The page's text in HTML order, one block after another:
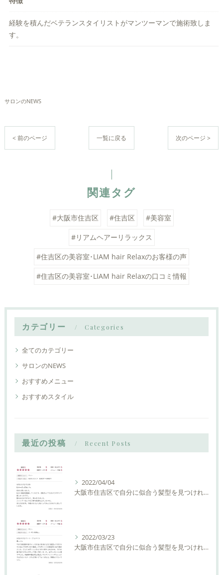
経験を積んだベテランスタイリストがマンツーマンで施術致しま
す。
サロンのNEWS
< 前のページ 一覧に戻る 次のページ >
関連タグ
#大阪市住吉区 #住吉区 #美容室
#リアムヘアーリラックス
#住吉区の美容室･LIAM hair Relaxのお客様の声
#住吉区の美容室･LIAM hair Relaxの口コミ情報
カテゴリー Categories
全てのカテゴリー
サロンのNEWS
おすすめメニュー
おすすめスタイル
最近の投稿 Recent Posts
2022/04/04
大阪市住吉区で自分に似合う髪型を見つけれる美容室ーLIAM hair Relaxーリアムヘアーリラックス
2022/03/23
大阪市住吉区で自分に似合う髪型を見つけれる美容室ーLIAM hair Relaxーリアムヘアーリラックス